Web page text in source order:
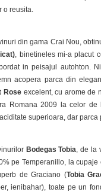
reusita.
din gama Crai Nou,
, binetineles mi-a placut
in peisajul autohton.
acopera parca din
Roseexcelent, cu arome de
Romana 2009 la celor de
superioara, dar parca
Bodegas Tobia, de la
pe Temperanillo, la
de Graciano (Tobia
ienibahar), toate pe un